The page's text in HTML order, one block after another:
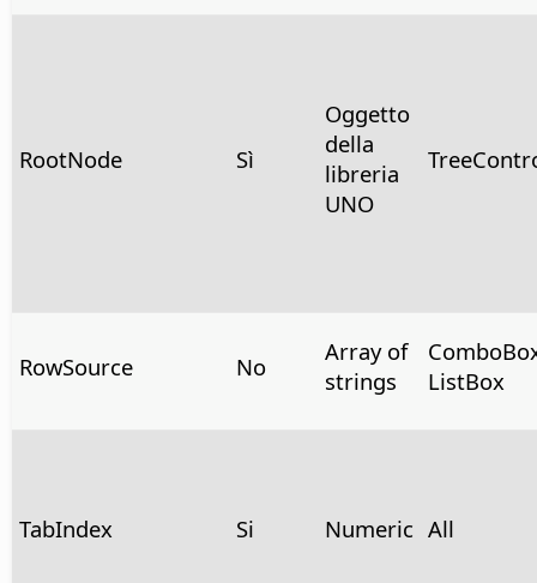
RootNode Sì
Oggetto
della
libreria
UNO
RowSource No
Array of
strings
ListBox
TabIndex Si Numeric All